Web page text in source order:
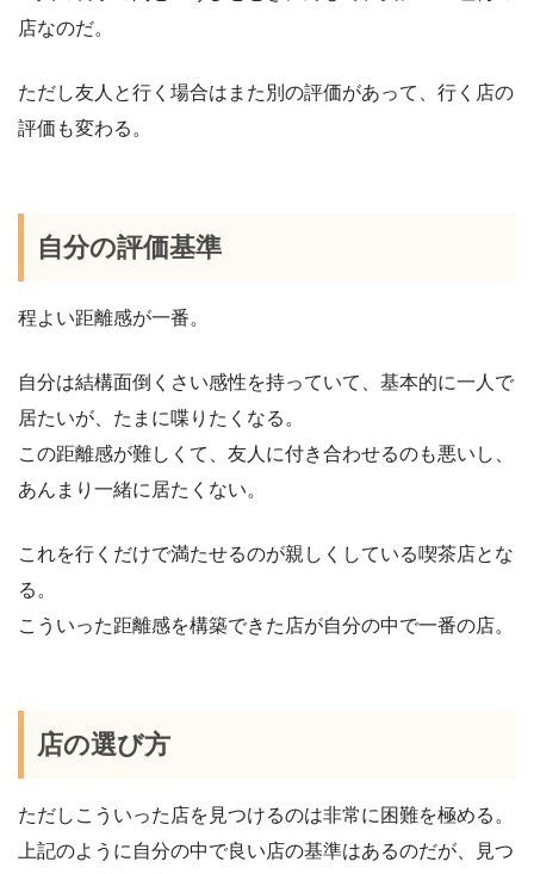
店なのだ。
ただし友人と行く場合はまた別の評価があって、行く店の
評価も変わる。
自分の評価基準
程よい距離感が一番。
自分は結構面倒くさい感性を持っていて、基本的に一人で
居たいが、たまに喋りたくなる。
この距離感が難しくて、友人に付き合わせるのも悪いし、
あんまり一緒に居たくない。
これを行くだけで満たせるのが親しくしている喫茶店とな
る。
こういった距離感を構築できた店が自分の中で一番の店。
店の選び方
ただしこういった店を見つけるのは非常に困難を極める。
上記のように自分の中で良い店の基準はあるのだが、見つ